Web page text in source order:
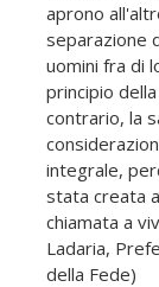
aprono
separazione
uomini fra di
principio
contrario, la
integrale,
stata creata
chiamata a
Ladaria,
della Fede)